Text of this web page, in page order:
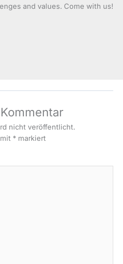
and values. Come with us!
nicht veröffentlicht.
* markiert